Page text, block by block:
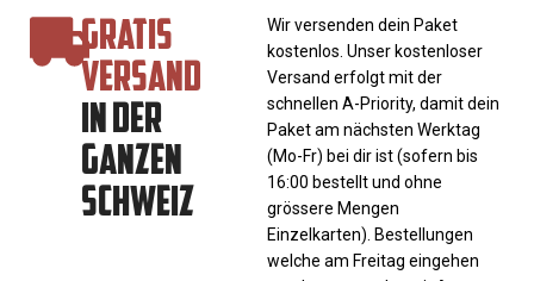
GRATIS
VERSAND
IN DER
GANZEN
SCHWEIZ
Wir versenden dein Paket
kostenlos. Unser kostenloser
Versand erfolgt mit der
schnellen A-Priority, damit dein
Paket am nächsten Werktag
(Mo-Fr) bei dir ist (sofern bis
16:00 bestellt und ohne
grössere Mengen
Einzelkarten). Bestellungen
welche am Freitag eingehen